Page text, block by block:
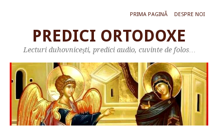
PRIMA PAGINĂ DESPRE NOI
PREDICI ORTODOXE
Lecturi duhovniceşti, predici audio, cuvinte de folos…